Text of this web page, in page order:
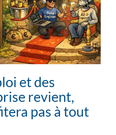
et des
revient,
pas à tout